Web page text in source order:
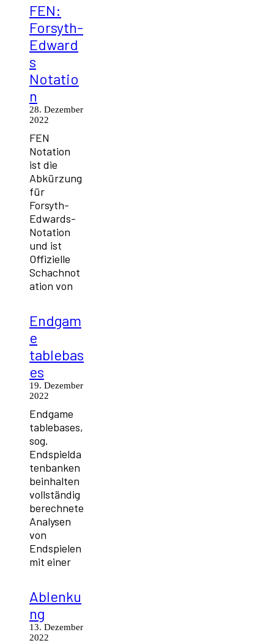
FEN:
Forsyth-
Edward
s
Notatio
n
28. Dezember
2022
FEN
Notation
ist die
Abkürzung
für
Forsyth-
Edwards-
Notation
und ist
Offizielle
Schachnot
ation von
Endgam
e
tablebas
es
19. Dezember
2022
Endgame
tablebases,
sog.
Endspielda
tenbanken
beinhalten
vollständig
berechnete
Analysen
von
Endspielen
mit einer
Ablenku
ng
13. Dezember
2022